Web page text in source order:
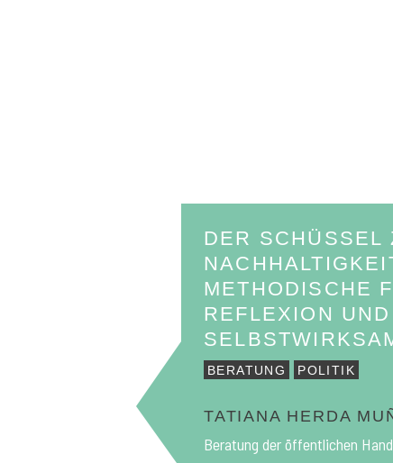
DER SCHÜSSEL
METHODISCHE
REFLEXION
BERATUNG POLITIK
TATIANA HERDA
Beratung der öffentlichen Hand